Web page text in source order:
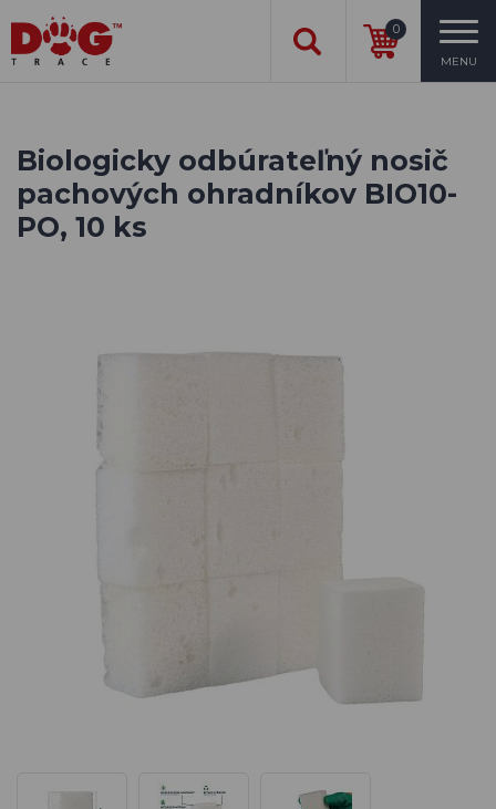
0
MENU
Biologicky odbúrateľný nosič
pachových ohradníkov BIO10-
PO, 10 ks